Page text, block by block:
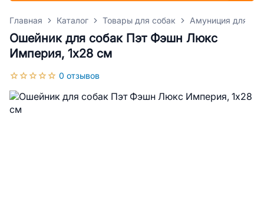
Главная Каталог Товары для собак Амуниция для
Ошейник для собак Пэт Фэшн Люкс
Империя, 1х28 см
0 отзывов